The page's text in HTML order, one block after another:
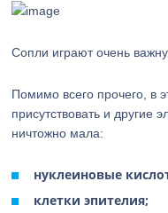
Сопли играют очень
Помимо всего прочего, в
присутствовать и другие
ничтожно мала:
нуклеиновые
клетки эпителия;